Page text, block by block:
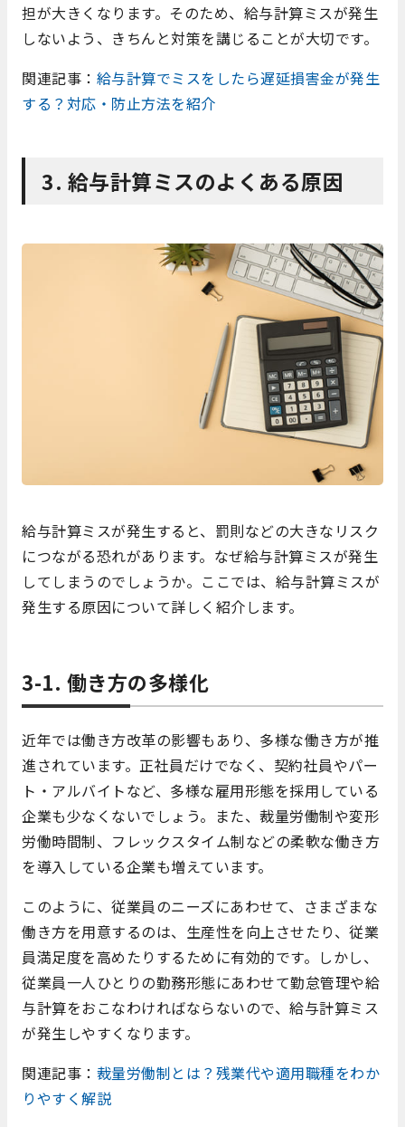
担が大きくなります。そのため、給与計算ミスが発生
しないよう、きちんと対策を講じることが大切です。
関連記事： 給与計算でミスをしたら遅延損害金が発生
する？対応・防止方法を紹介
3. 給与計算ミスのよくある原因
給与計算ミスが発生すると、罰則などの大きなリスク
につながる恐れがあります。なぜ給与計算ミスが発生
してしまうのでしょうか。ここでは、給与計算ミスが
発生する原因について詳しく紹介します。
3-1. 働き方の多様化
近年では働き方改革の影響もあり、多様な働き方が推
進されています。正社員だけでなく、契約社員やパー
ト・アルバイトなど、多様な雇用形態を採用している
企業も少なくないでしょう。また、裁量労働制や変形
労働時間制、フレックスタイム制などの柔軟な働き方
を導入している企業も増えています。
このように、従業員のニーズにあわせて、さまざまな
働き方を用意するのは、生産性を向上させたり、従業
員満足度を高めたりするために有効的です。しかし、
従業員一人ひとりの勤務形態にあわせて勤怠管理や給
与計算をおこなわければならないので、給与計算ミス
が発生しやすくなります。
関連記事： 裁量労働制とは？残業代や適用職種をわか
りやすく解説